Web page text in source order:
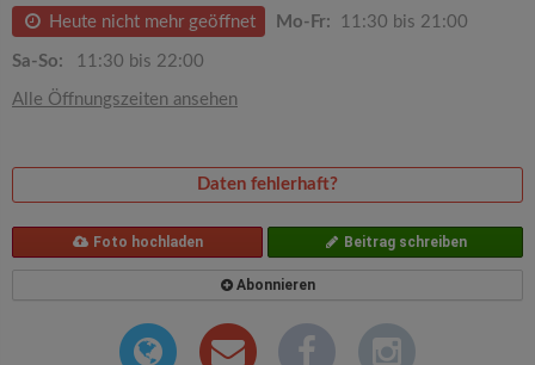
Heute nicht mehr geöffnet Mo-Fr: 11:30 bis 21:00
Sa-So: 11:30 bis 22:00
Alle Öffnungszeiten ansehen
Daten fehlerhaft?
Foto hochladen Beitrag schreiben
Abonnieren
o
n